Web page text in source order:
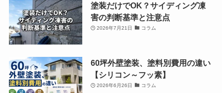
塗装だけでOK？サイディング凍
害の判断基準と注意点
2026年7月21日 コラム
60坪外壁塗装、塗料別費用の違い
【シリコン～フッ素】
2026年6月26日 コラム